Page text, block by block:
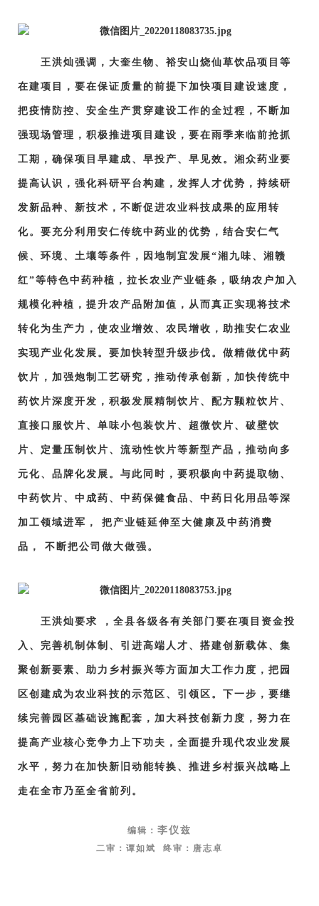
王洪灿强调，大奎生物、裕安山烧仙草饮品项目等
在建项目，要在保证质量的前提下加快项目建设速度，
把疫情防控、安全生产贯穿建设工作的全过程，不断加
强现场管理，积极推进项目建设，要在雨季来临前抢抓
工期，确保项目早建成、早投产、早见效。湘众药业要
提高认识，强化科研平台构建，发挥人才优势，持续研
发新品种、新技术，不断促进农业科技成果的应用转
化。要充分利用安仁传统中药业的优势，结合安仁气
候、环境、土壤等条件，因地制宜发展“湘九味、湘赣
红”等特色中药种植，拉长农业产业链条，吸纳农户加入
规模化种植，提升农产品附加值，从而真正实现将技术
转化为生产力，使农业增效、农民增收，助推安仁农业
实现产业化发展。要加快转型升级步伐。做精做优中药
饮片，加强炮制工艺研究，推动传承创新，加快传统中
药饮片深度开发，积极发展精制饮片、配方颗粒饮片、
直接口服饮片、单味小包装饮片、超微饮片、破壁饮
片、定量压制饮片、流动性饮片等新型产品，推动向多
元化、品牌化发展。与此同时，要积极向中药提取物、
中药饮片、中成药、中药保健食品、中药日化用品等深
加工领域进军， 把产业链延伸至大健康及中药消费
品， 不断把公司做大做强。
王洪灿要求 ，全县各级各有关部门要在项目资金投
入、完善机制体制、引进高端人才、搭建创新载体、集
聚创新要素、助力乡村振兴等方面加大工作力度，把园
区创建成为农业科技的示范区、引领区。下一步，要继
续完善园区基础设施配套，加大科技创新力度，努力在
提高产业核心竞争力上下功夫，全面提升现代农业发展
水平，努力在加快新旧动能转换、推进乡村振兴战略上
走在全市乃至全省前列。
编辑： 李仪兹
二审：谭如斌 终审：唐志卓